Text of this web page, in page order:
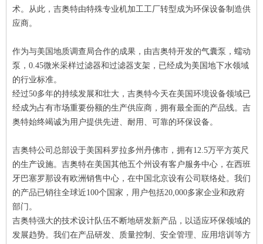
术。从此，吉奥特由特殊专业机加工工厂转型成为环保设备制造供
应商。
作为与美国地质调查局合作的成果，由吉奥特开发的气囊泵，蠕动
泵，0.45微米采样过滤器和过滤器支架，已经成为美国地下水领域
的行业标准。
经过50多年的持续发展和壮大，吉奥特今天在美国环境设备领域已
经成为占有市场重要份额的生产供应商，拥有最全面的产品线。吉
奥特始终竭诚为用户提供先进、耐用、可靠的环保设备。
吉奥特公司总部设于美国科罗拉多州丹佛市，拥有12.5万平方英尺
的生产设施。吉奥特在美国其他五个州设有客户服务中心，在西班
牙巴塞罗那设有欧洲销售中心，在中国北京设有公司联络处。我们
的产品已销往全球近100个国家，用户包括20,000多家企业和政府
部门。
吉奥特强大的技术设计队伍不断地研发新产品，以适应环保领域的
发展趋势。我们在产品研发、质量控制、安全管理、应用培训等方